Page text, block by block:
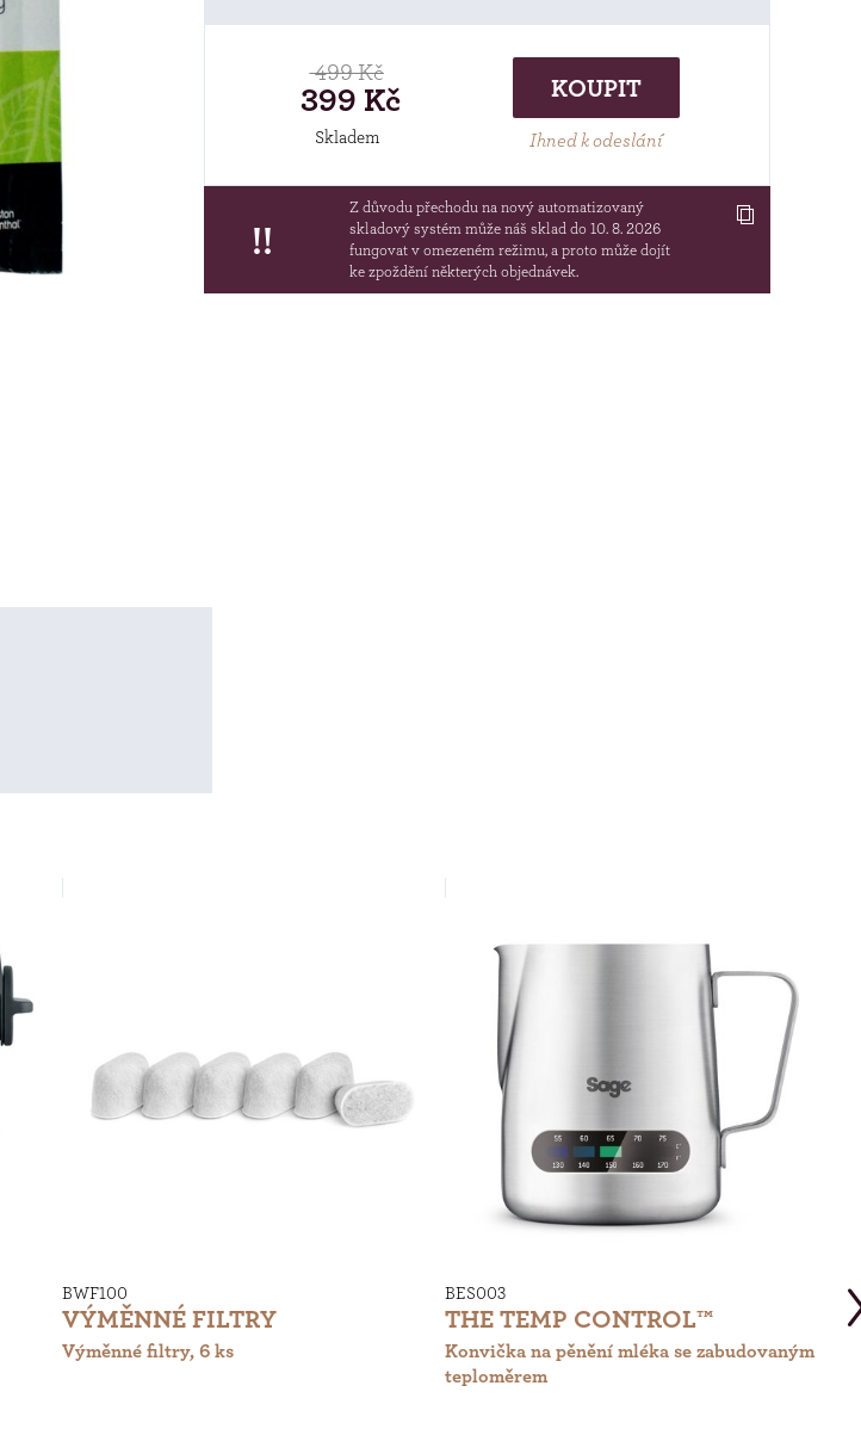
499 Kč
399 Kč
Skladem
KOUPIT
Ihned k odeslání
!!
Z důvodu přechodu na nový automatizovaný
skladový systém může náš sklad do 10. 8. 2026
fungovat v omezeném režimu, a proto může dojít
ke zpoždění některých objednávek.
BWF100
VÝMĚNNÉ FILTRY
Výměnné filtry, 6 ks
BES003
THE TEMP CONTROL™
Konvička na pěnění mléka se zabudovaným
teploměrem